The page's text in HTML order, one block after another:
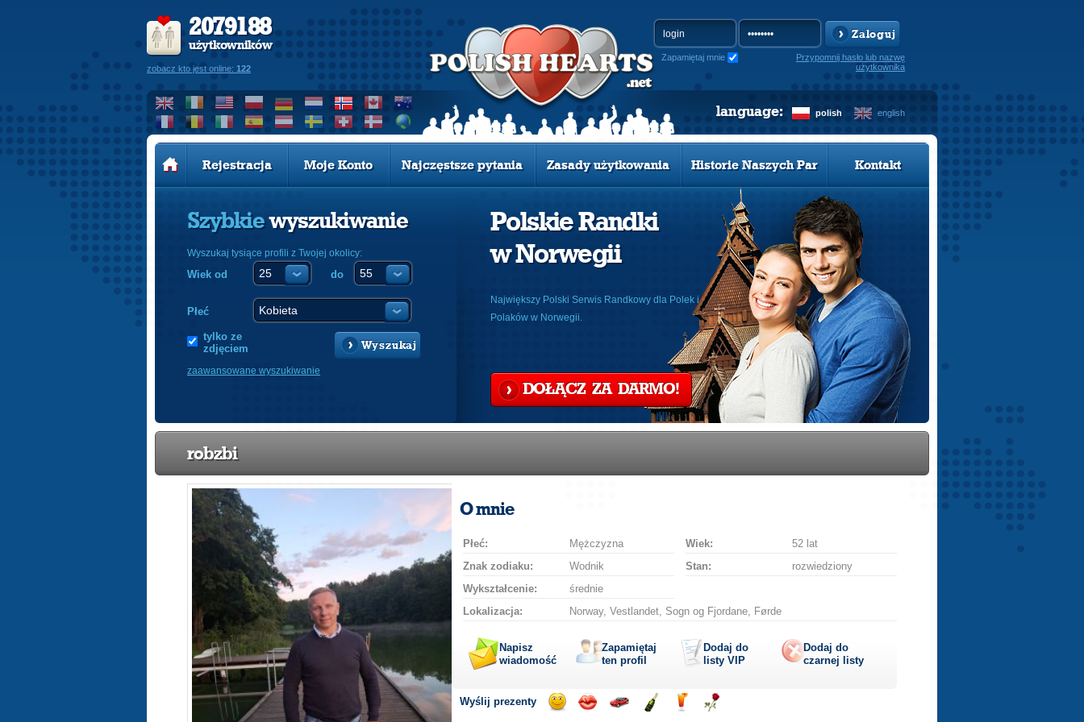
2079188
użytkowników
zobacz kto jest online: 122
Zaloguj
Zapamiętaj mnie
Przypomnij hasło lub nazwę
użytkownika
polish english
language:
Rejestracja Moje Konto Najczęstsze pytania Zasady użytkowania Historie Naszych Par Kontakt
Szybkiewyszukiwanie
Wyszukaj tysiące profili z Twojej okolicy:
Wiek od do
Płeć
tylko ze
zdjęciem
Wyszukaj
zaawansowane wyszukiwanie
Polskie Randki
w Norwegii
Największy Polski Serwis Randkowy dla Polek i
Polaków w Norwegii.
DOŁĄCZ ZA DARMO!
robzbi
O mnie
Płeć: Mężczyzna Wiek:
52 lat
Znak zodiaku:
Wodnik Stan:
rozwiedziony
Wykształcenie:
średnie
Lokalizacja:
Norway, Vestlandet, Sogn og Fjordane, Førde
Napisz
wiadomość
Zapamiętaj
ten profil
Dodaj do
listy VIP
Dodaj do
czarnej listy
Wyślij prezenty